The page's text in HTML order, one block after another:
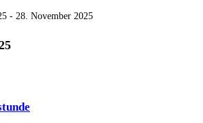
- 28. November 2025